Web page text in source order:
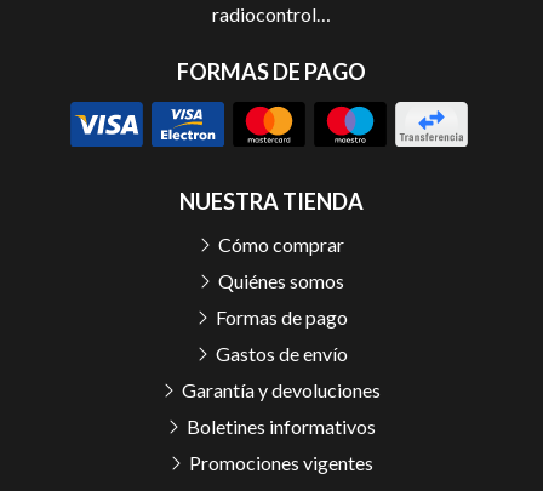
radiocontrol…
FORMAS DE PAGO
NUESTRA TIENDA
Cómo comprar
Quiénes somos
Formas de pago
Gastos de envío
Garantía y devoluciones
Boletines informativos
Promociones vigentes